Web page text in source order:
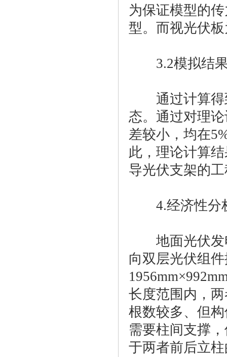
为保证模型的
型。而视光伏
3.2模拟结
通过计算得
态。通过对理
差较小，均在
此，理论计算
导光伏支架的
4.经济性分
地面光伏发
向双层光伏组
长度范围内，
根数较多、但
需要柱间支撑
于两者前后立